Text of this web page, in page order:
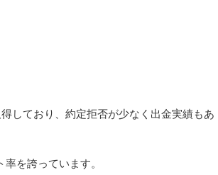
しており、約定拒否が少なく出金実績もあ
を誇っています。